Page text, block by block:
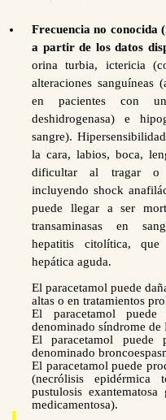
Frecuencia no conocida
a partir de los datos
orina turbia, ictericia
alteraciones sanguíneas
en pacientes con
deshidrogenasa) e
sangre).
la cara, labios, boca,
dificultar al tragar o
incluyendo shock
puede llegar a ser
transaminasas en
hepatitis citolítica,
hepática aguda.
El paracetamol puede
altas o en tratamientos
El paracetamol
denominado síndrome de
El paracetamol puede
denominado
El paracetamol puede
(necrólisis epidérmica
pustulosis
medicamentosa).